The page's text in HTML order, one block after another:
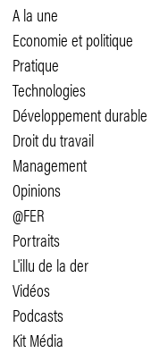
A la une
Economie et politique
Pratique
Technologies
Développement durable
Droit du travail
Management
Opinions
@FER
Portraits
L'illu de la der
Vidéos
Podcasts
Kit Média